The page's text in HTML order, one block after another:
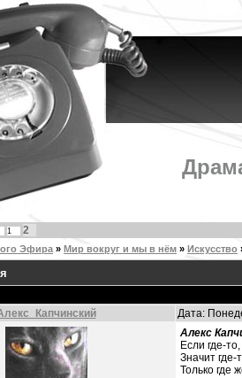
1 2
Эфира » Мир вокруг и мы в нём » Искусство
Дата:
Алекс
Если где-
Значит где-
Только где